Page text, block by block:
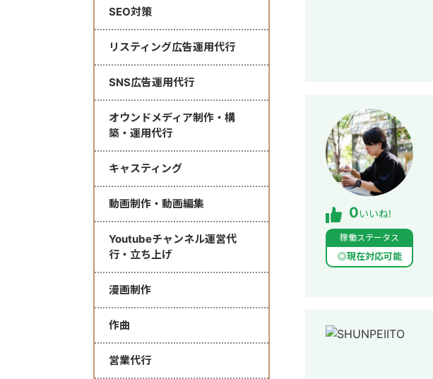
SEO対策
リスティング広告運用代行
SNS広告運用代行
オウンドメディア制作・構
築・運用代行
キャスティング
動画制作・動画編集
Youtubeチャンネル運営代
行・立ち上げ
漫画制作
作曲
営業代行
0いいね!
稼働ステータス
◎現在対応可能